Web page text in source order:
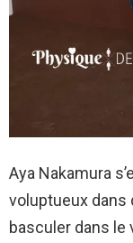
Aya Nakamura
voluptueux dans
basculer dans le